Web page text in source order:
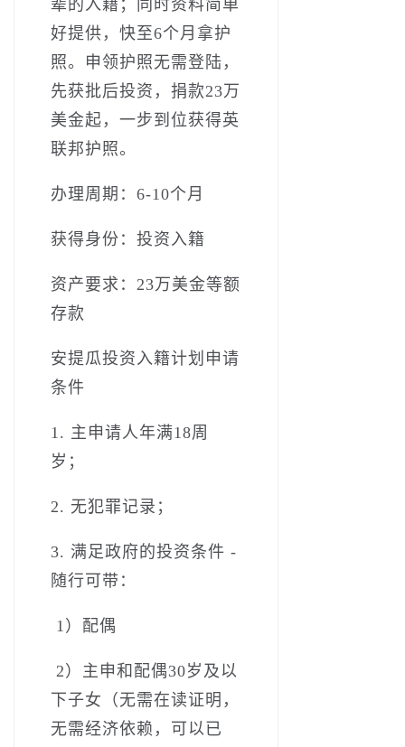
辈的入籍；同时资料简单
好提供，快至6个月拿护
照。申领护照无需登陆，
先获批后投资，捐款23万
美金起，一步到位获得英
联邦护照。
办理周期：6-10个月
获得身份：投资入籍
资产要求：23万美金等额
存款
安提瓜投资入籍计划申请
条件
1. 主申请人年满18周
岁；
2. 无犯罪记录；
3. 满足政府的投资条件­ ­
随行可带：
­ 1）配偶
­ 2）主申和配偶30岁及以
下子女（无需在读证明，
无需经济依赖，可以已